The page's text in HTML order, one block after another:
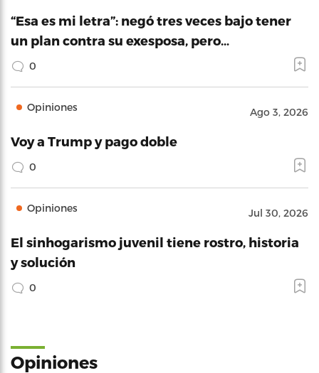
“Esa es mi letra”: negó tres veces bajo tener
un plan contra su exesposa, pero…
0
Opiniones Ago 3, 2026
Voy a Trump y pago doble
0
Opiniones Jul 30, 2026
El sinhogarismo juvenil tiene rostro, historia
y solución
0
Opiniones